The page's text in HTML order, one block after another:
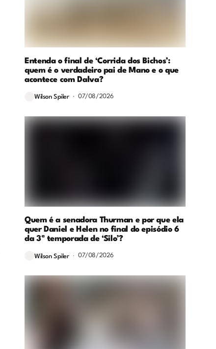
Entenda o final de ‘Corrida dos Bichos’:
quem é o verdadeiro pai de Mano e o que
acontece com Dalva?
Wilson Spiler 07/08/2026
Quem é a senadora Thurman e por que ela
quer Daniel e Helen no final do episódio 6
da 3ª temporada de ‘Silo’?
Wilson Spiler 07/08/2026